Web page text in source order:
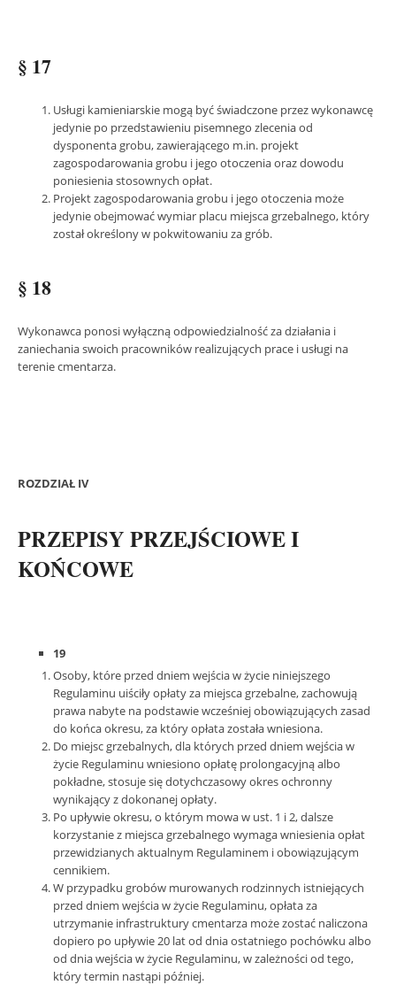
§ 17
Usługi kamieniarskie mogą być świadczone przez wykonawcę
jedynie po przedstawieniu pisemnego zlecenia od
dysponenta grobu, zawierającego m.in. projekt
zagospodarowania grobu i jego otoczenia oraz dowodu
poniesienia stosownych opłat.
Projekt zagospodarowania grobu i jego otoczenia może
jedynie obejmować wymiar placu miejsca grzebalnego, który
został określony w pokwitowaniu za grób.
§ 18
Wykonawca ponosi wyłączną odpowiedzialność za działania i
zaniechania swoich pracowników realizujących prace i usługi na
terenie cmentarza.
ROZDZIAŁ IV
PRZEPISY PRZEJŚCIOWE I
KOŃCOWE
19
Osoby, które przed dniem wejścia w życie niniejszego
Regulaminu uiściły opłaty za miejsca grzebalne, zachowują
prawa nabyte na podstawie wcześniej obowiązujących zasad
do końca okresu, za który opłata została wniesiona.
Do miejsc grzebalnych, dla których przed dniem wejścia w
życie Regulaminu wniesiono opłatę prolongacyjną albo
pokładne, stosuje się dotychczasowy okres ochronny
wynikający z dokonanej opłaty.
Po upływie okresu, o którym mowa w ust. 1 i 2, dalsze
korzystanie z miejsca grzebalnego wymaga wniesienia opłat
przewidzianych aktualnym Regulaminem i obowiązującym
cennikiem.
W przypadku grobów murowanych rodzinnych istniejących
przed dniem wejścia w życie Regulaminu, opłata za
utrzymanie infrastruktury cmentarza może zostać naliczona
dopiero po upływie 20 lat od dnia ostatniego pochówku albo
od dnia wejścia w życie Regulaminu, w zależności od tego,
który termin nastąpi później.